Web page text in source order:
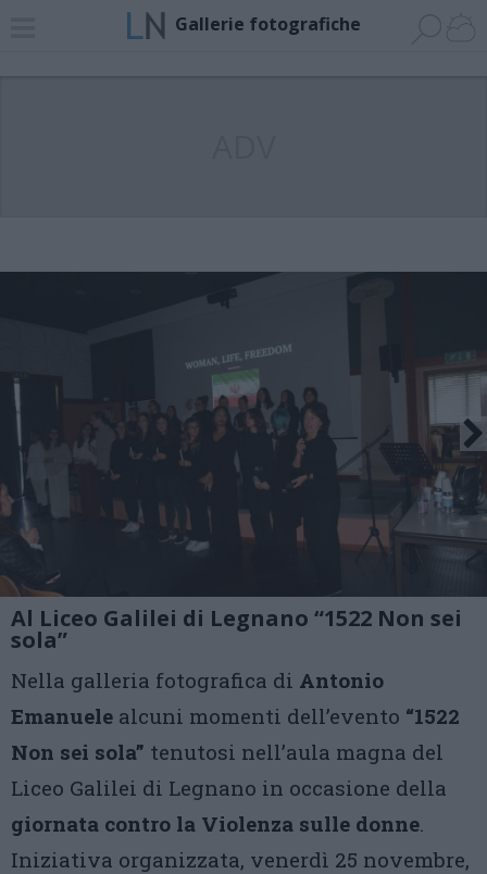
Gallerie fotografiche
Al Liceo Galilei di Legnano “1522 Non sei
sola”
Nella galleria fotografica di Antonio
Emanuele alcuni momenti dell’evento “1522
Non sei sola” tenutosi nell’aula magna del
Liceo Galilei di Legnano in occasione della
giornata contro la Violenza sulle donne.
Iniziativa organizzata, venerdì 25 novembre,